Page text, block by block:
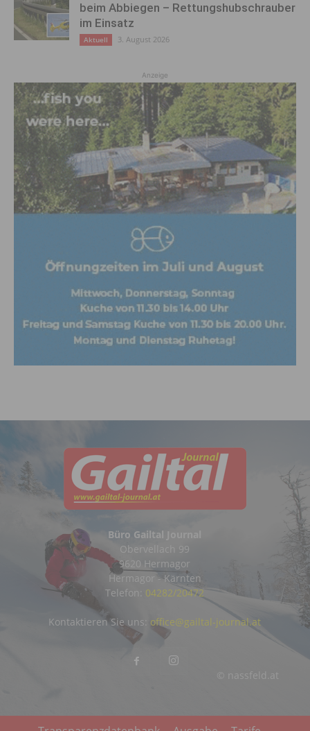
beim Abbiegen – Rettungshubschrauber
im Einsatz
Aktuell 3. August 2026
Anzeige
Büro Gailtal Journal
Obervellach 99
9620 Hermagor
Hermagor - Kärnten
Telefon: 04282/20472
© nassfeld.at
Kontaktieren Sie uns: office@gailtal-journal.at